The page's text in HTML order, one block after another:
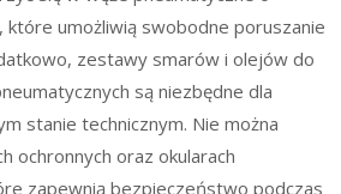
które umożliwią swobodne poruszanie
zestawy smarów i olejów do
są niezbędne dla
stanie technicznym. Nie można
ochronnych oraz okularach
zapewnią bezpieczeństwo podczas